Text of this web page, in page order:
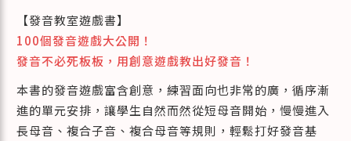
【發音教室遊戲書】
100個發音遊戲大公開！
發音不必死板板，用創意遊戲教出好發音！
本書的發音遊戲富含創意，練習面向也非常的廣，循序漸
進的單元安排，讓學生自然而然從短母音開始，慢慢進入
長母音、複合子音、複合母音等規則，輕鬆打好發音基